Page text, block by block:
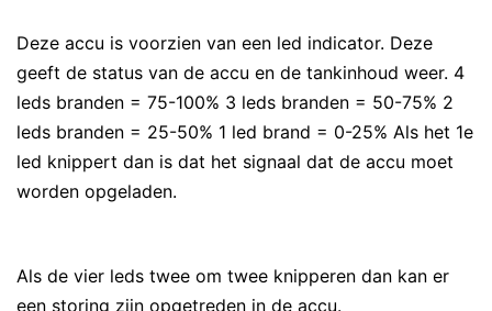
Deze accu is voorzien van een led indicator. Deze
geeft de status van de accu en de tankinhoud weer. 4
leds branden = 75-100% 3 leds branden = 50-75% 2
leds branden = 25-50% 1 led brand = 0-25% Als het 1e
led knippert dan is dat het signaal dat de accu moet
worden opgeladen.
Als de vier leds twee om twee knipperen dan kan er
een storing zijn opgetreden in de accu.